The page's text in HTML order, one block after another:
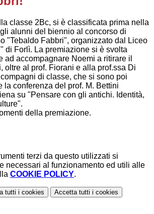
classe 2Bc, si è classificata prima nella
alunni del biennio al concorso di
"Tebaldo Fabbri", organizzato dal Liceo
di Forlì. La premiazione si è svolta
ad accompagnare Noemi a ritirare il
oltre al prof. Fiorani e alla prof.ssa Di
di classe, che si sono poi
la conferenza del prof. M. Bettini
su "Pensare con gli antichi. Identità,
della premiazione.
terzi da questo utilizzati si
necessari al funzionamento ed utili alle
COOKIE POLICY.
tutti i cookies Accetta tutti i cookies